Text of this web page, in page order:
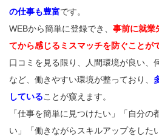
の仕事も豊富です。
WEBから簡単に登録でき、 事前に就業
てから感じるミスマッチを防ぐことが
口コミを見る限り、人間環境が良い、
など、働きやすい環境が整っており、
していることが窺えます。
「仕事を簡単に見つけたい」「自分の
い」「働きながらスキルアップをした